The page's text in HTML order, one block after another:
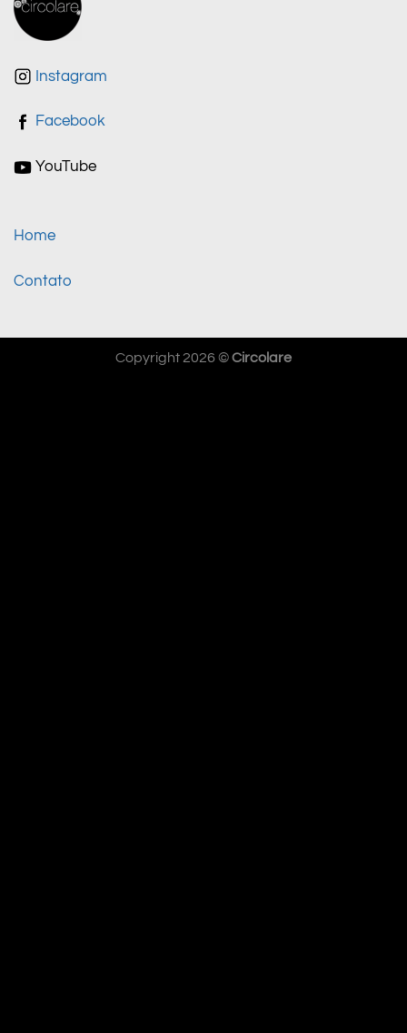
Instagram
Facebook
YouTube
Home
Contato
Copyright 2026 ©Circolare